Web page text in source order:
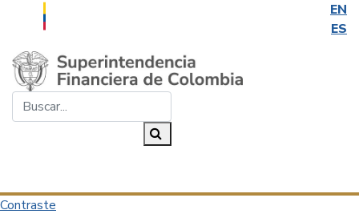
EN
ES
Saltar al contenido principal
Contraste